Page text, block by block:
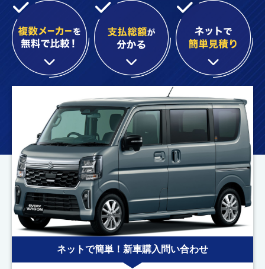
ネットで簡単！新車購入問い合わせ